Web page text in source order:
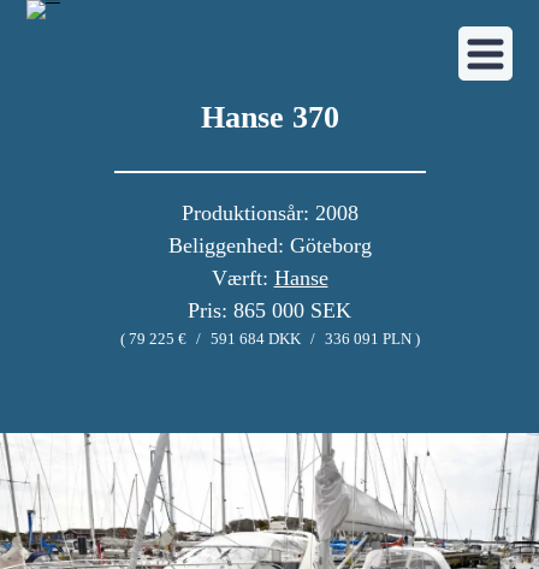
Hanse 370
Produktionsår: 2008
Beliggenhed: Göteborg
Værft: Hanse
Pris: 865 000 SEK
( 79 225 € / 591 684 DKK / 336 091 PLN )